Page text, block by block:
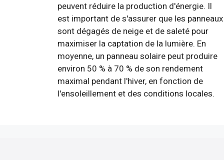
peuvent réduire la production d'énergie. Il
est important de s'assurer que les panneaux
sont dégagés de neige et de saleté pour
maximiser la captation de la lumière. En
moyenne, un panneau solaire peut produire
environ 50 % à 70 % de son rendement
maximal pendant l'hiver, en fonction de
l'ensoleillement et des conditions locales.